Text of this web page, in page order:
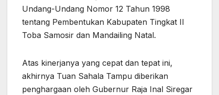
Undang-Undang Nomor 12 Tahun 1998
tentang Pembentukan Kabupaten Tingkat II
Toba Samosir dan Mandailing Natal.
Atas kinerjanya yang cepat dan tepat ini,
akhirnya Tuan Sahala Tampu diberikan
penghargaan oleh Gubernur Raja Inal Siregar